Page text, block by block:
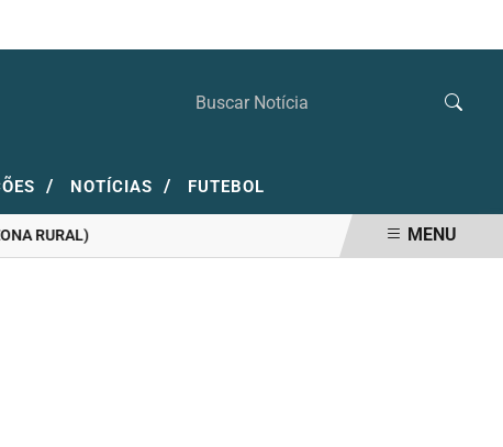
/ NOTÍCIAS / FUTEBOL
RURAL) MENU